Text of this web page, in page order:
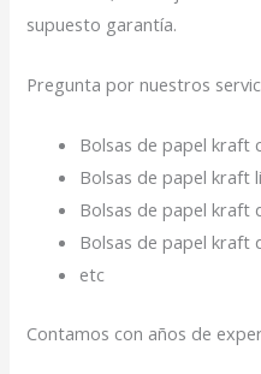
supuesto garantía.
Pregunta por nuestros
Bolsas de papel kraft
Bolsas de papel kraft
Bolsas de papel kraft
Bolsas de papel kraft
etc
Contamos con años de